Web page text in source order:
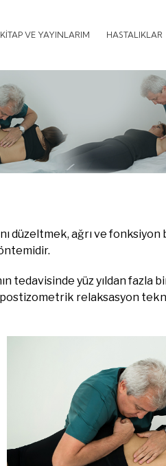
KİTAP VE YAYINLARIM HASTALIKLAR
düzeltmek, ağrı ve fonksiyon
tedavisinde yüz yıldan fazla
relaksasyon